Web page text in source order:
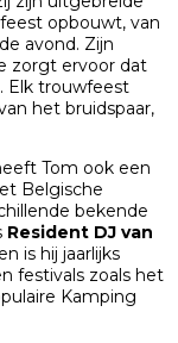
opbouwt, van
avond. Zijn
zorgt ervoor dat
Elk trouwfeest
het bruidspaar,
Tom ook een
Belgische
bekende
Resident DJ van
is hij jaarlijks
festivals zoals het
Kamping